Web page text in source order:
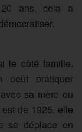
ans, cela a
le côté famille.
peut pratiquer
sa mère ou
de 1925, elle
se déplace en